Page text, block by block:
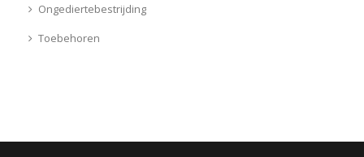
Ongediertebestrijding
Toebehoren